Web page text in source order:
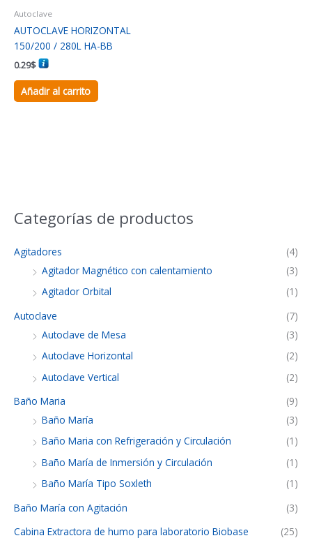
Autoclave
AUTOCLAVE HORIZONTAL
150/200 / 280L HA-BB
0.29$
Añadir al carrito
Categorías de productos
Agitadores
(4)
Agitador Magnético con calentamiento
(3)
Agitador Orbital
(1)
Autoclave
(7)
Autoclave de Mesa
(3)
Autoclave Horizontal
(2)
Autoclave Vertical
(2)
Baño Maria
(9)
Baño María
(3)
Baño Maria con Refrigeración y Circulación
(1)
Baño María de Inmersión y Circulación
(1)
Baño María Tipo Soxleth
(1)
Baño María con Agitación
(3)
Cabina Extractora de humo para laboratorio Biobase
(25)